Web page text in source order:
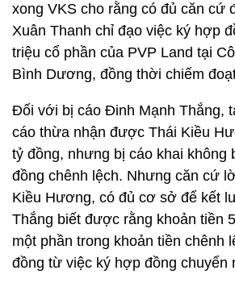
xong VKS cho rằng có đủ căn cứ
Xuân Thanh chỉ đạo việc ký hợp
triệu cổ phần của PVP Land tại
Bình Dương, đồng thời chiếm
Đối với bị cáo Đinh Mạnh Thắng,
cáo thừa nhận được Thái Kiều
tỷ đồng, nhưng bị cáo khai không
đồng chênh lệch. Nhưng căn cứ
Kiều Hương, có đủ cơ sở để kết
Thắng biết được rằng khoản tiền
một phần trong khoản tiền chênh
đồng từ việc ký hợp đồng chuyển